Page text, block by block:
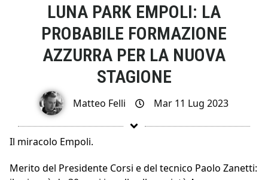
LUNA PARK EMPOLI: LA
PROBABILE FORMAZIONE
AZZURRA PER LA NUOVA
STAGIONE
Matteo Felli Mar 11 Lug 2023
Il miracolo Empoli.
Merito del Presidente Corsi e del tecnico Paolo Zanetti: